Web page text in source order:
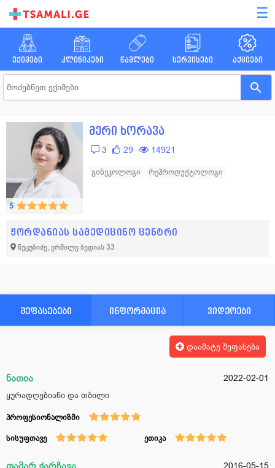
☰
ექიმები კლინიკები წამლები სერვისები აქციები
5
მერი ხორავა
3 29 14921
გინეკოლოგი რეპროდუქტოლოგი
ჟორდანიას სამედიცინო ცენტრი
ნუცუბიძე, ერმილე ბედიას 33
შეფასებები ინფორმაცია ვიდეოები
დაამატე შეფასება
ნათია
2022-02-01
ყურადღებიანი და თბილი
პროფესიონალიზმი
სისუფთავე ეთიკა
თამარ ქარჩავა
2016-05-15